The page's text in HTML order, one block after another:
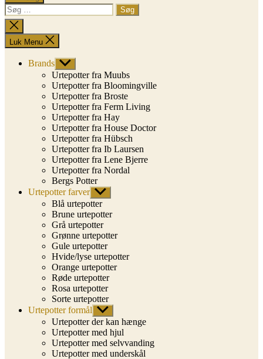
Søg
efter:
Luk
søgning
Luk Menu
Brands Vis
undermenu
Urtepotter fra Muubs
Urtepotter fra Bloomingville
Urtepotter fra Broste
Urtepotter fra Ferm Living
Urtepotter fra Hay
Urtepotter fra House Doctor
Urtepotter fra Hübsch
Urtepotter fra Ib Laursen
Urtepotter fra Lene Bjerre
Urtepotter fra Nordal
Bergs Potter
Urtepotter farver Vis
undermenu
Blå urtepotter
Brune urtepotter
Grå urtepotter
Grønne urtepotter
Gule urtepotter
Hvide/lyse urtepotter
Orange urtepotter
Røde urtepotter
Rosa urtepotter
Sorte urtepotter
Urtepotter formål Vis
undermenu
Urtepotter der kan hænge
Urtepotter med hjul
Urtepotter med selvvanding
Urtepotter med underskål